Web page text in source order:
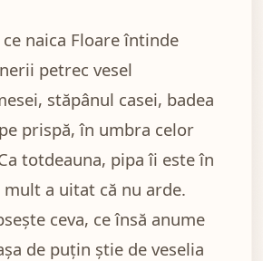
naica Floare întinde
petrec vesel
stăpânul casei, badea
prispă, în umbra celor
totdeauna, pipa îi este în
a uitat că nu arde.
ceva, ce însă anume
de puțin știe de veselia